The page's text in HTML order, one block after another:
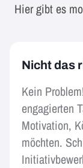
Hier gibt es
Nicht das
Kein
engagierten
Motivation,
möchten.